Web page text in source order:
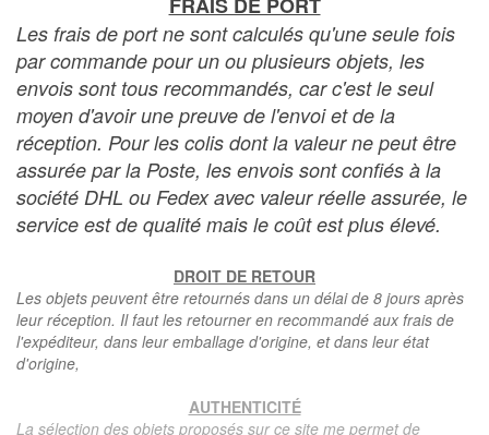
Les frais de port ne sont calculés qu'une seule fois
par commande pour un ou plusieurs objets, les
envois sont tous recommandés, car c'est le seul
moyen d'avoir une preuve de l'envoi et de la
réception. Pour les colis dont la valeur ne peut être
assurée par la Poste, les envois sont confiés à la
société DHL ou Fedex avec valeur réelle assurée, le
service est de qualité mais le coût est plus élevé.
DROIT DE RETOUR
Les objets peuvent être retournés dans un délai de 8 jours après
leur réception. Il faut les retourner en recommandé aux frais de
l'expéditeur, dans leur emballage d'origine, et dans leur état
d'origine,
AUTHENTICITÉ
La sélection des objets proposés sur ce site me permet de